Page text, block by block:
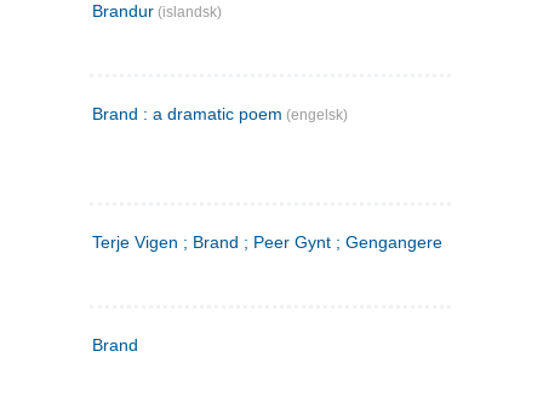
Brandur (islandsk)
Brand : a dramatic poem (engelsk)
Terje Vigen ; Brand ; Peer Gynt ; Gengangere
Brand